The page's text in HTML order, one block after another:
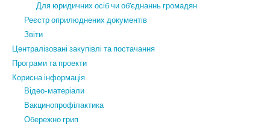
Для юридичних осіб чи об’єднаннь громадян
Реєстр оприлюднених документів
Звіти
Централізовані закупівлі та постачання
Програми та проекти
Корисна інформація
Відео-матеріали
Вакцинопрофілактика
Обережно грип